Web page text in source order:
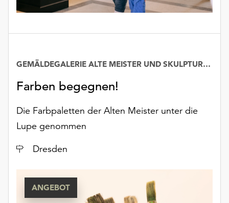
Farben begegnen!
GEMÄLDEGALERIE ALTE MEISTER UND SKULPTURENSAMMLUNG BIS 1800
Die Farbpaletten der Alten Meister unter die
Lupe genommen
Ort
Dresden
ANGEBOT